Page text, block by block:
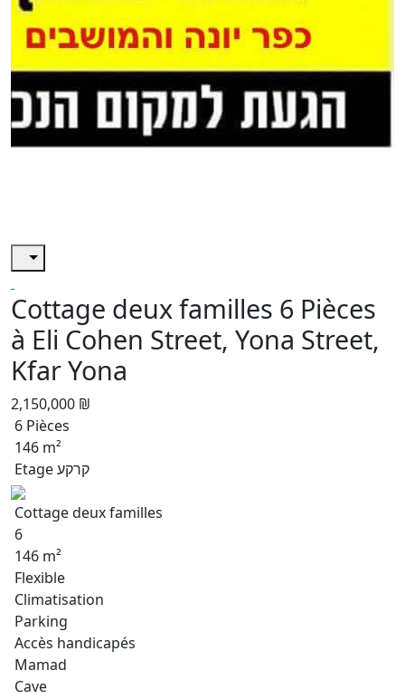
Cottage deux familles 6 Pièces
à Eli Cohen Street, Yona Street,
Kfar Yona
2,150,000 ₪
6 Pièces
146 m²
Etage קרקע
Cottage deux familles
6
146 m²
Flexible
Climatisation
Parking
Accès handicapés
Mamad
Cave